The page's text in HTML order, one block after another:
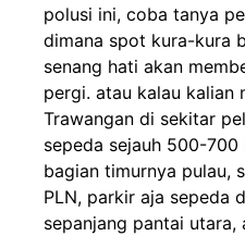
polusi ini, coba tanya
dimana spot kura-kura
senang hati akan
pergi. atau kalau kalian
Trawangan di sekitar
sepeda sejauh 500-
bagian timurnya pulau,
PLN, parkir aja sepeda
sepanjang pantai